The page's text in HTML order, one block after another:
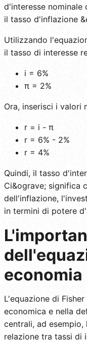
d'interesse nominale
il tasso d'inflazione
Utilizzando
il tasso di interesse
i = 6%
π = 2%
Ora, inserisci i valori
r = i - π
r = 6% - 2%
r = 4%
Quindi, il tasso
Ci&ograve; significa
dell'inflazione,
in termini di potere
economia
L'equazione di
economica e nella
centrali, ad
relazione tra tassi di